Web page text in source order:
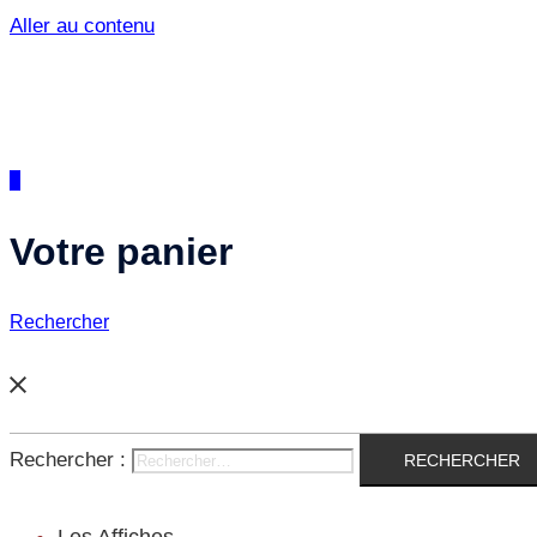
Aller au contenu
Votre panier
Rechercher
Rechercher :